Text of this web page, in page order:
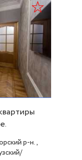
р-н.,